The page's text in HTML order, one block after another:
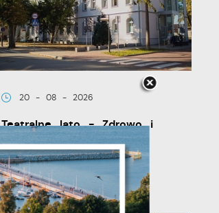
20 - 08 - 2026
Teatralne lato - Zdrowo i
kolorowo